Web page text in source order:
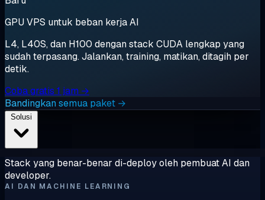
GPU VPS untuk beban kerja AI
L4, L40S, dan H100 dengan stack CUDA lengkap yang
sudah terpasang. Jalankan, training, matikan, ditagih per
detik.
Coba gratis 1 jam →
Bandingkan semua paket →
Stack yang benar-benar di-deploy oleh pembuat AI dan
developer.
AI DAN MACHINE LEARNING